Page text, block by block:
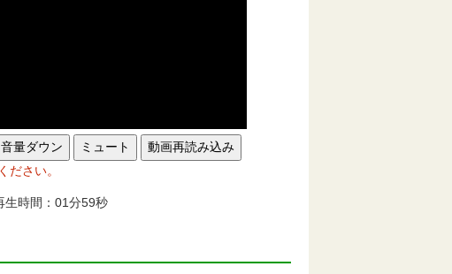
音量ダウン ミュート
動画再読み込み
さい。
生時間：01分59秒